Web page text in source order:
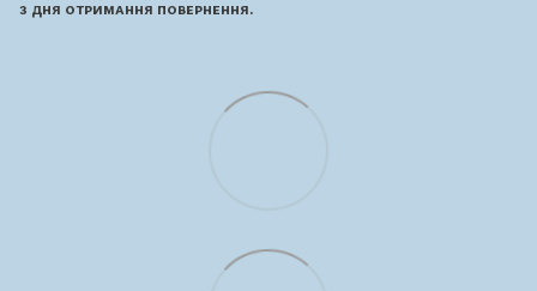
з дня отримання повернення.